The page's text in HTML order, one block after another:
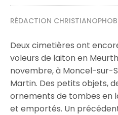
RÉDACTION
Deux cimetières ont
voleurs de laiton en
novembre, à Moncel-sur-
Martin. Des petits objets,
ornements de tombes en
et emportés. Un